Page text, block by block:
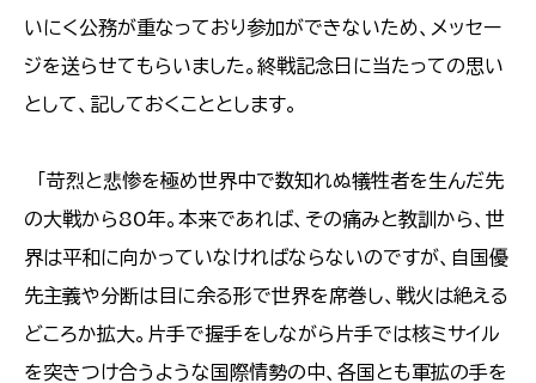
いにく公務が重なっており参加ができないため、メッセー
ジを送らせてもらいました。終戦記念日に当たっての思い
として、記しておくこととします。
「苛烈と悲惨を極め世界中で数知れぬ犠牲者を生んだ先
の大戦から80年。本来であれば、その痛みと教訓から、世
界は平和に向かっていなければならないのですが、自国優
先主義や分断は目に余る形で世界を席巻し、戦火は絶える
どころか拡大。片手で握手をしながら片手では核ミサイル
を突きつけ合うような国際情勢の中、各国とも軍拡の手を